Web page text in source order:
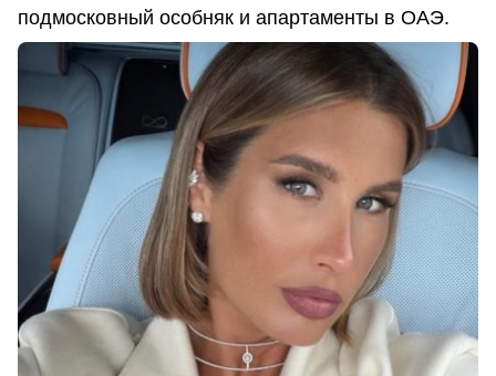
подмосковный особняк и апартаменты в ОАЭ.